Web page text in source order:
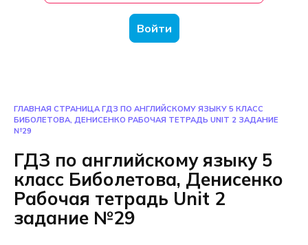
Войти
ГЛАВНАЯ СТРАНИЦА ГДЗ ПО АНГЛИЙСКОМУ ЯЗЫКУ 5 КЛАСС
БИБОЛЕТОВА, ДЕНИСЕНКО РАБОЧАЯ ТЕТРАДЬ UNIT 2 ЗАДАНИЕ
№29
ГДЗ по английскому языку 5
класс Биболетова, Денисенко
Рабочая тетрадь Unit 2
задание №29